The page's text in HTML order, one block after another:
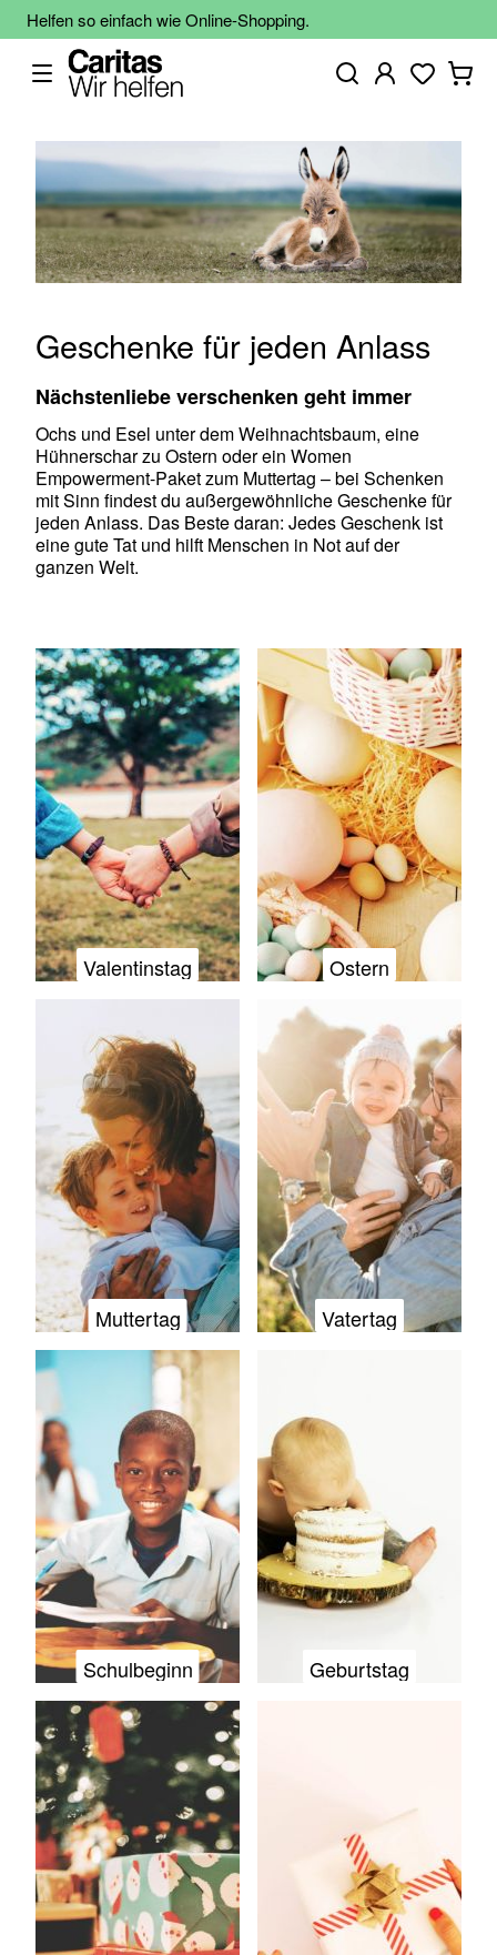
Helfen so einfach wie Online-Shopping.
Geschenke für jeden Anlass
Nächstenliebe verschenken geht immer
Ochs und Esel unter dem Weihnachtsbaum, eine
Hühnerschar zu Ostern oder ein Women
Empowerment-Paket zum Muttertag – bei Schenken
mit Sinn findest du außergewöhnliche Geschenke für
jeden Anlass. Das Beste daran: Jedes Geschenk ist
eine gute Tat und hilft Menschen in Not auf der
ganzen Welt.
Valentinstag Ostern
Muttertag Vatertag
Schulbeginn Geburtstag